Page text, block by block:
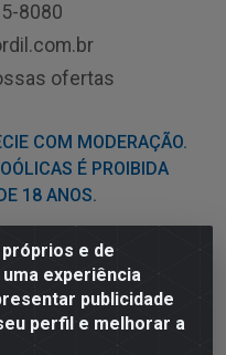
e de
experiência
publicidade
perfil e melhorar a
8080
ofertas
COM MODERAÇÃO.
É PROIBIDA
18 ANOS.
2738, Bloco F -
400 - CNPJ
41